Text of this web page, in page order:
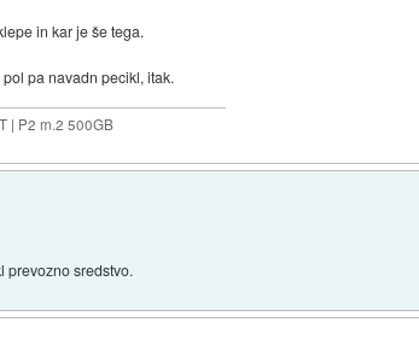
in kar je še tega.
pa navadn pecikl, itak.
| P2 m.2 500GB
prevozno sredstvo.